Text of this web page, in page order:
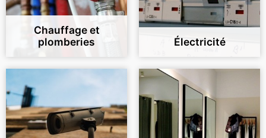
Chauffage et
plomberies
Électricité